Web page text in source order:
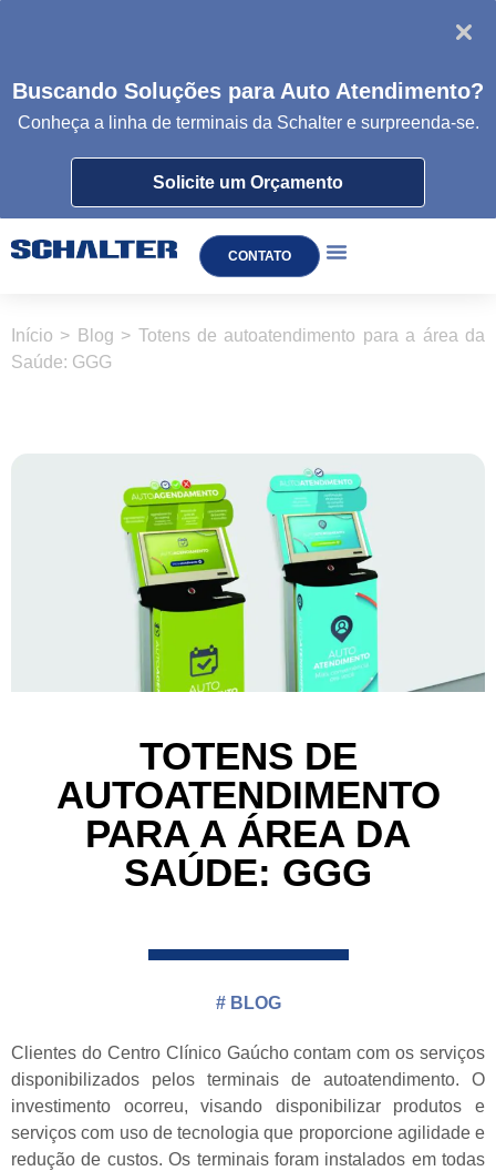
Buscando Soluções para Auto Atendimento?
Conheça a linha de terminais da Schalter e surpreenda-se.
Solicite um Orçamento
CONTATO
Início > Blog > Totens de autoatendimento para a área da
Saúde: GGG
TOTENS DE
AUTOATENDIMENTO
PARA A ÁREA DA
SAÚDE: GGG
# BLOG
Clientes do Centro Clínico Gaúcho contam com os serviços
disponibilizados pelos terminais de autoatendimento. O
investimento ocorreu, visando disponibilizar produtos e
serviços com uso de tecnologia que proporcione agilidade e
redução de custos. Os terminais foram instalados em todas